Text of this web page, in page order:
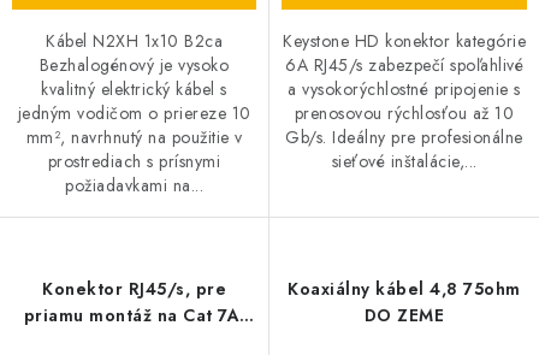
Kábel N2XH 1x10 B2ca
Bezhalogénový je vysoko
kvalitný elektrický kábel s
jedným vodičom o priereze 10
mm², navrhnutý na použitie v
prostrediach s prísnymi
požiadavkami na...
Keystone HD konektor kategórie
6A RJ45/s zabezpečí spoľahlivé
a vysokorýchlostné pripojenie s
prenosovou rýchlosťou až 10
Gb/s. Ideálny pre profesionálne
sieťové inštalácie,...
Konektor RJ45/s, pre
priamu montáž na Cat 7A,
Koaxiálny kábel 4,8 75ohm
DO ZEME